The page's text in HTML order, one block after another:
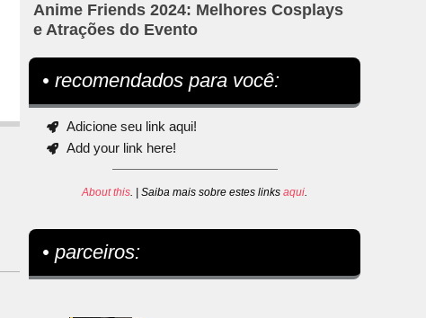
Anime Friends 2024: Melhores Cosplays
e Atrações do Evento
• recomendados para você:
Adicione seu link aqui!
Add your link here!
About this. | Saiba mais sobre estes linksaqui.
• parceiros: